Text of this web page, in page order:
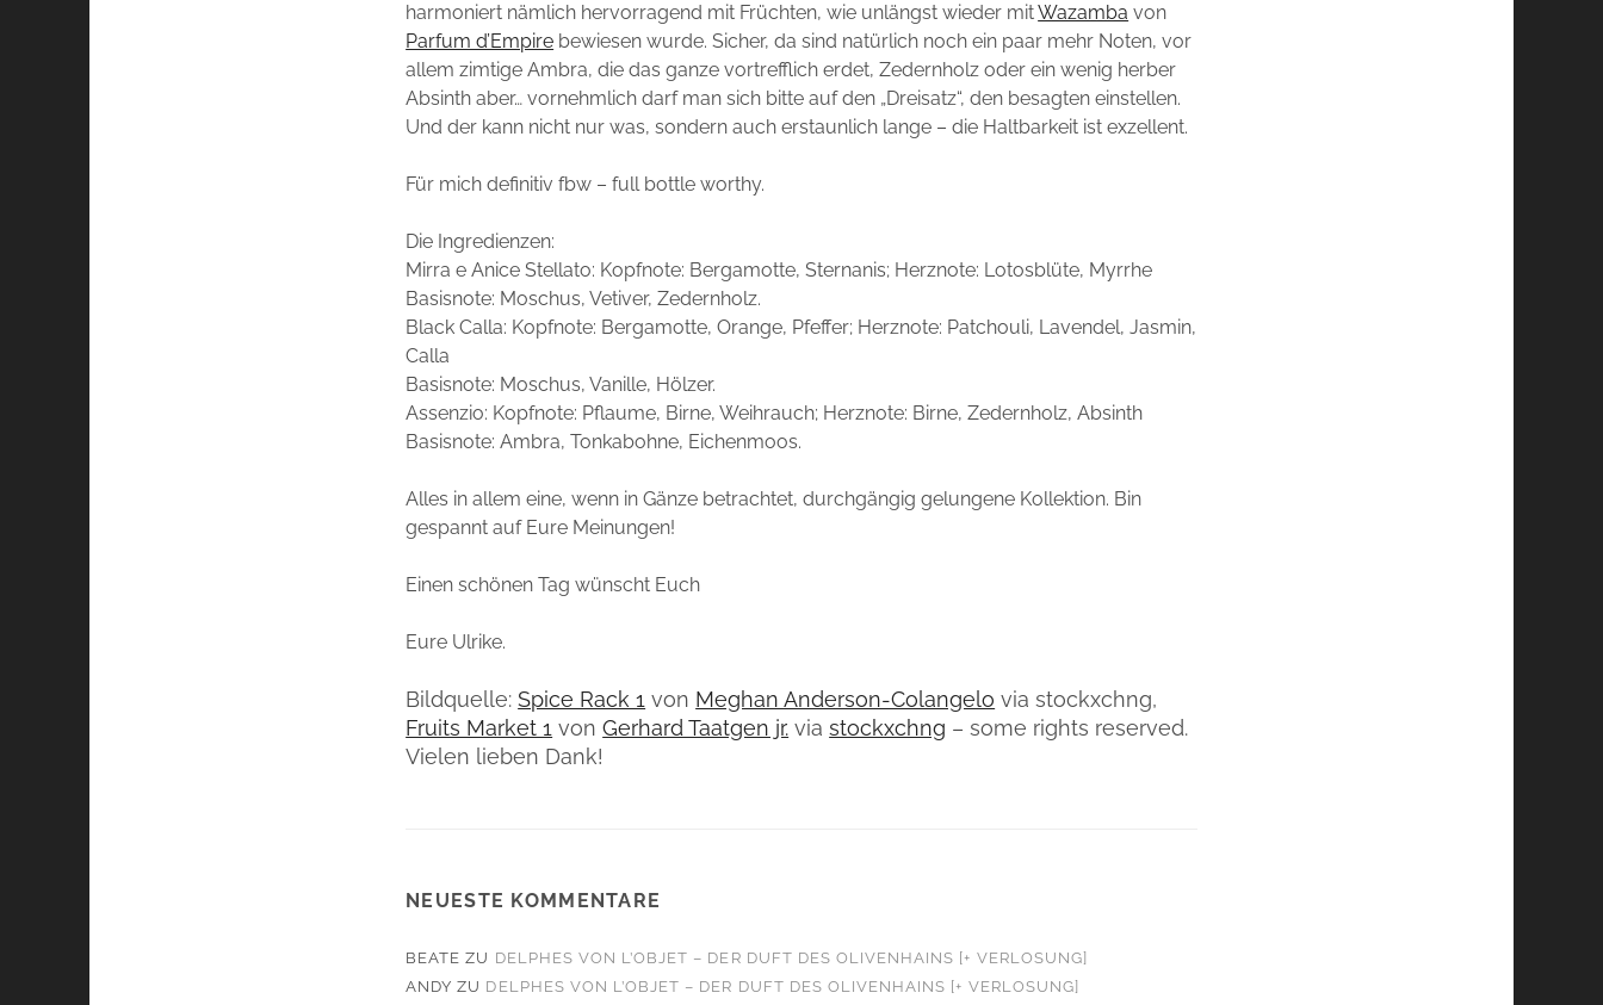
harmoniert nämlich hervorragend mit Früchten, wie unlängst wieder mitWazamba von
Parfum d’Empire bewiesen wurde. Sicher, da sind natürlich noch ein paar mehr Noten, vor
allem zimtige Ambra, die das ganze vortrefflich erdet, Zedernholz oder ein wenig herber
Absinth aber… vornehmlich darf man sich bitte auf den „Dreisatz“, den besagten einstellen.
Und der kann nicht nur was, sondern auch erstaunlich lange – die Haltbarkeit ist exzellent.
Für mich definitiv fbw – full bottle worthy.
Die Ingredienzen:
Mirra e Anice Stellato: Kopfnote: Bergamotte, Sternanis; Herznote: Lotosblüte, Myrrhe
Basisnote: Moschus, Vetiver, Zedernholz.
Black Calla: Kopfnote: Bergamotte, Orange, Pfeffer; Herznote: Patchouli, Lavendel, Jasmin,
Calla
Basisnote: Moschus, Vanille, Hölzer.
Assenzio: Kopfnote: Pflaume, Birne, Weihrauch; Herznote: Birne, Zedernholz, Absinth
Basisnote: Ambra, Tonkabohne, Eichenmoos.
Alles in allem eine, wenn in Gänze betrachtet, durchgängig gelungene Kollektion. Bin
gespannt auf Eure Meinungen!
Einen schönen Tag wünscht Euch
Eure Ulrike.
Bildquelle:Spice Rack 1 von Meghan Anderson-Colangelo via stockxchng,
Fruits Market 1 vonGerhard Taatgen jr. viastockxchng – some rights reserved.
Vielen lieben Dank!
NEUESTE KOMMENTARE
BEATE ZU DELPHES VON L’OBJET – DER DUFT DES OLIVENHAINS [+ VERLOSUNG]
ANDY ZU DELPHES VON L’OBJET – DER DUFT DES OLIVENHAINS [+ VERLOSUNG]